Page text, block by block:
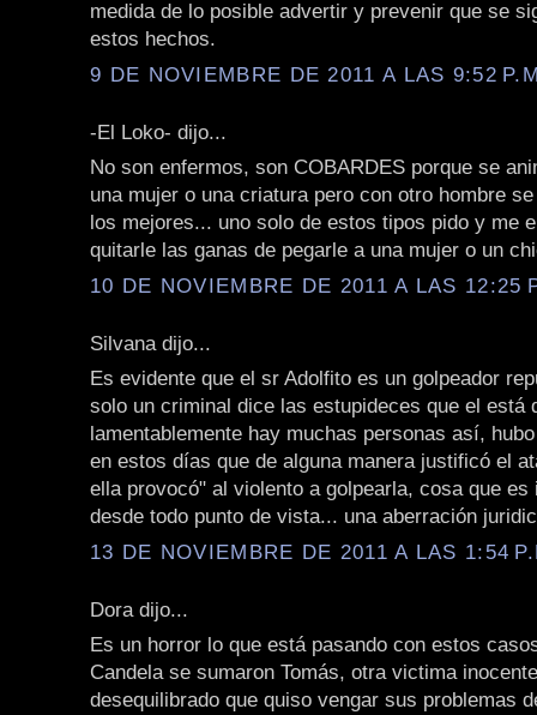
medida de lo posible advertir y prevenir que se
estos hechos.
9 DE NOVIEMBRE DE 2011 A LAS 9:52
-El Loko- dijo...
No son enfermos, son COBARDES porque se
una mujer o una criatura pero con otro hombre
los mejores... uno solo de estos tipos pido y me
quitarle las ganas de pegarle a una mujer o un
10 DE NOVIEMBRE DE 2011 A LAS 12:25
Silvana dijo...
Es evidente que el sr Adolfito es un golpeador
solo un criminal dice las estupideces que el está
lamentablemente hay muchas personas así,
en estos días que de alguna manera justificó el
ella provocó" al violento a golpearla, cosa que es
desde todo punto de vista... una aberración
13 DE NOVIEMBRE DE 2011 A LAS 1:54
Dora dijo...
Es un horror lo que está pasando con estos
Candela se sumaron Tomás, otra victima
desequilibrado que quiso vengar sus problemas